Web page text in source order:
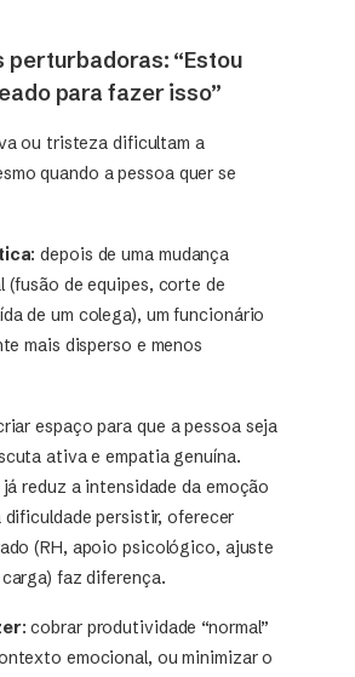
perturbadoras: “Estou
para fazer isso”
ou tristeza dificultam a
quando a pessoa quer se
: depois de uma mudança
(fusão de equipes, corte de
de um colega), um funcionário
mais disperso e menos
espaço para que a pessoa seja
ativa e empatia genuína.
reduz a intensidade da emoção
persistir, oferecer
(RH, apoio psicológico, ajuste
faz diferença.
: cobrar produtividade “normal”
emocional, ou minimizar o